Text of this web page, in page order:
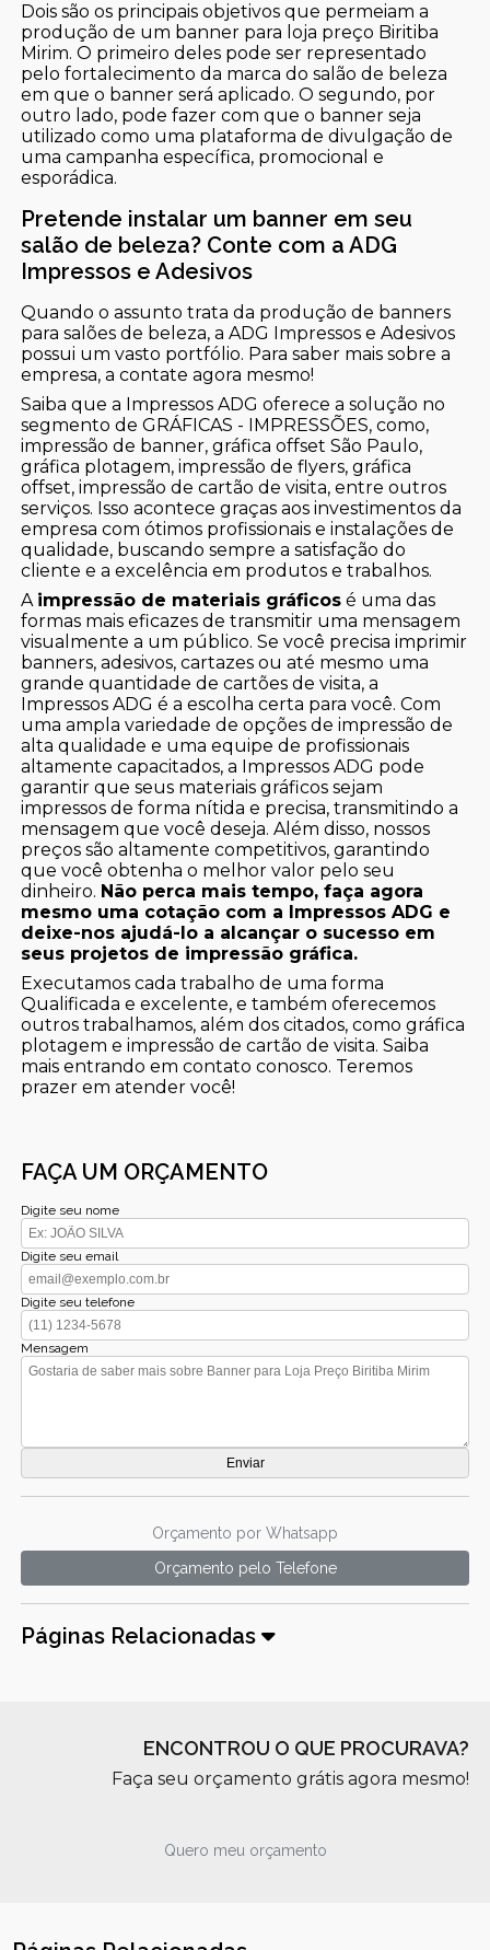
Dois são os principais objetivos que permeiam a
produção de um banner para loja preço Biritiba
Mirim. O primeiro deles pode ser representado
pelo fortalecimento da marca do salão de beleza
em que o banner será aplicado. O segundo, por
outro lado, pode fazer com que o banner seja
utilizado como uma plataforma de divulgação de
uma campanha específica, promocional e
esporádica.
Pretende instalar um banner em seu
salão de beleza? Conte com a ADG
Impressos e Adesivos
Quando o assunto trata da produção de banners
para salões de beleza, a ADG Impressos e Adesivos
possui um vasto portfólio. Para saber mais sobre a
empresa, a contate agora mesmo!
Saiba que a Impressos ADG oferece a solução no
segmento de GRÁFICAS - IMPRESSÕES, como,
impressão de banner, gráfica offset São Paulo,
gráfica plotagem, impressão de flyers, gráfica
offset, impressão de cartão de visita, entre outros
serviços. Isso acontece graças aos investimentos da
empresa com ótimos profissionais e instalações de
qualidade, buscando sempre a satisfação do
cliente e a excelência em produtos e trabalhos.
A impressão de materiais gráficos é uma das
formas mais eficazes de transmitir uma mensagem
visualmente a um público. Se você precisa imprimir
banners, adesivos, cartazes ou até mesmo uma
grande quantidade de cartões de visita, a
Impressos ADG é a escolha certa para você. Com
uma ampla variedade de opções de impressão de
alta qualidade e uma equipe de profissionais
altamente capacitados, a Impressos ADG pode
garantir que seus materiais gráficos sejam
impressos de forma nítida e precisa, transmitindo a
mensagem que você deseja. Além disso, nossos
preços são altamente competitivos, garantindo
que você obtenha o melhor valor pelo seu
dinheiro. Não perca mais tempo, faça agora
mesmo uma cotação com a Impressos ADG e
deixe-nos ajudá-lo a alcançar o sucesso em
seus projetos de impressão gráfica.
Executamos cada trabalho de uma forma
Qualificada e excelente, e também oferecemos
outros trabalhamos, além dos citados, como gráfica
plotagem e impressão de cartão de visita. Saiba
mais entrando em contato conosco. Teremos
prazer em atender você!
FAÇA UM ORÇAMENTO
Digite seu nome
Digite seu email
Digite seu telefone
Mensagem
Orçamento por Whatsapp
Orçamento pelo Telefone
Páginas Relacionadas
ENCONTROU O QUE PROCURAVA?
Faça seu orçamento grátis agora mesmo!
Quero meu orçamento